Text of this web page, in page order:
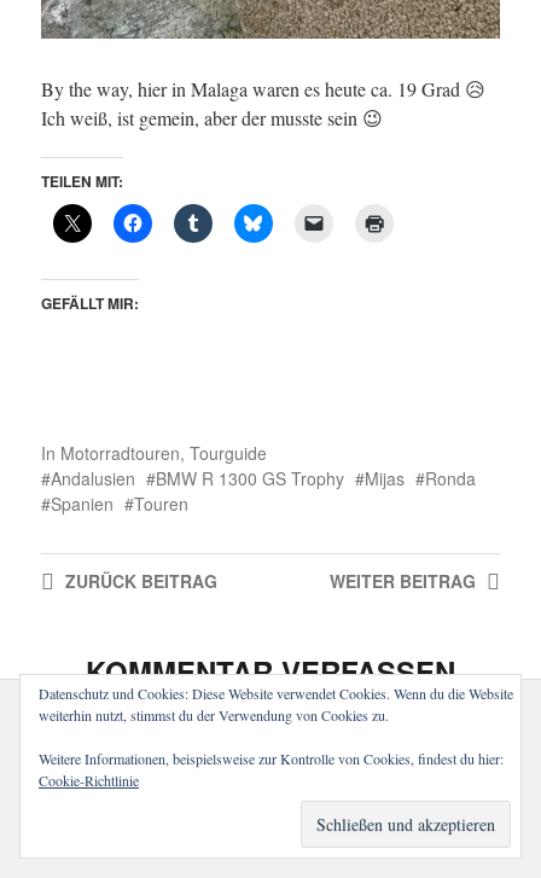
By the way, hier in Malaga waren es heute ca. 19 Grad 😥
Ich weiß, ist gemein, aber der musste sein 😉
TEILEN MIT:
GEFÄLLT MIR:
In Motorradtouren, Tourguide
Andalusien
BMW R 1300 GS Trophy Mijas
Ronda
Spanien
Touren
WEITER BEITRAG
ZURÜCKBEITRAG
KOMMENTAR VERFASSEN
Datenschutz und Cookies: Diese Website verwendet Cookies. Wenn du die Website
weiterhin nutzt, stimmst du der Verwendung von Cookies zu.
Weitere Informationen, beispielsweise zur Kontrolle von Cookies, findest du hier:
Cookie-Richtlinie